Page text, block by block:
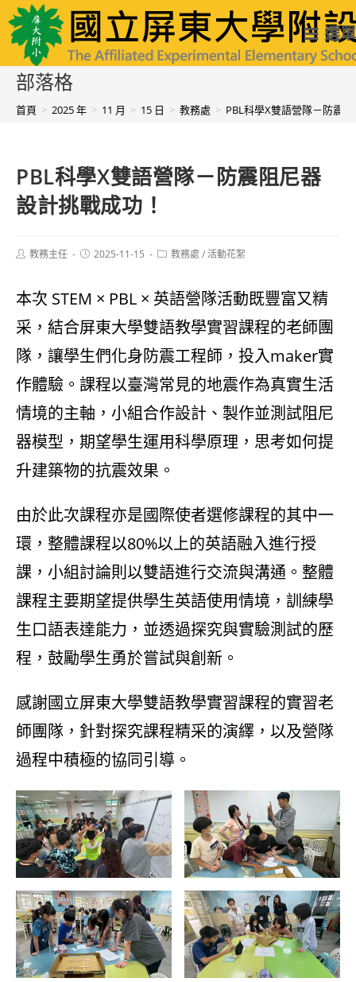
跳
轉
至
國立屏東大學附設實驗國民小學 選單
部落格
首頁 > 2025 年 > 11 月 > 15 日 > 教務處 > PBL科學X雙語營隊－防震
PBL科學X雙語營隊－防震阻尼器
設計挑戰成功！
Post教務主任
Post2025-11-15
Post教務處 /活動花絮
本次 STEM × PBL × 英語營隊活動既豐富又精
采，結合屏東大學雙語教學實習課程的老師團
隊，讓學生們化身防震工程師，投入maker實
作體驗。課程以臺灣常見的地震作為真實生活
情境的主軸，小組合作設計、製作並測試阻尼
器模型，期望學生運用科學原理，思考如何提
升建築物的抗震效果。
由於此次課程亦是國際使者選修課程的其中一
環，整體課程以80%以上的英語融入進行授
課，小組討論則以雙語進行交流與溝通。整體
課程主要期望提供學生英語使用情境，訓練學
生口語表達能力，並透過探究與實驗測試的歷
程，鼓勵學生勇於嘗試與創新。
感謝國立屏東大學雙語教學實習課程的實習老
師團隊，針對探究課程精采的演繹，以及營隊
過程中積極的協同引導。